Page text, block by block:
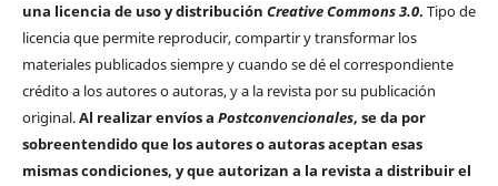
una licencia de uso y distribución Creative Commons 3.0. Tipo de
licencia que permite reproducir, compartir y transformar los
materiales publicados siempre y cuando se dé el correspondiente
crédito a los autores o autoras, y a la revista por su publicación
original.Al realizar envíos a Postconvencionales, se da por
sobreentendido que los autores o autoras aceptan esas
mismas condiciones, y que autorizan a la revista a distribuir el